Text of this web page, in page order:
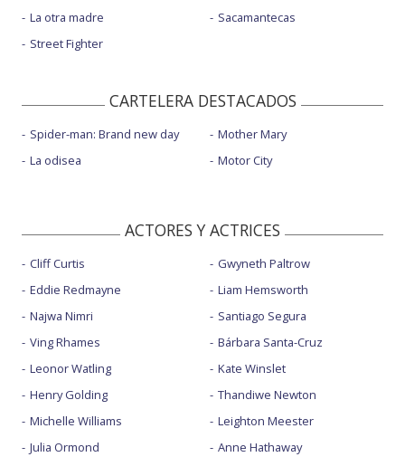
La otra madre
Street Fighter
Sacamantecas
CARTELERA DESTACADOS
Spider-man: Brand new day
La odisea
Mother Mary
Motor City
ACTORES Y ACTRICES
Cliff Curtis
Eddie Redmayne
Najwa Nimri
Ving Rhames
Leonor Watling
Henry Golding
Michelle Williams
Julia Ormond
Gwyneth Paltrow
Liam Hemsworth
Santiago Segura
Bárbara Santa-Cruz
Kate Winslet
Thandiwe Newton
Leighton Meester
Anne Hathaway